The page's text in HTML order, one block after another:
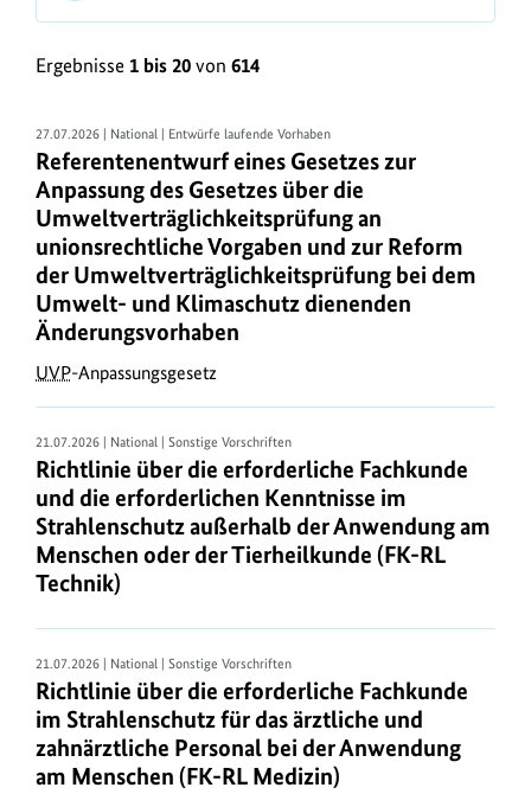
H
i
n
w
e
i
s
e
z
u
d
n
R
e
c
h
t
s
v
o
r
s
i
t
e
n
a
n
s
i
c
h
t
Ergebnisse 1 bis 20 von 614
27.07.2026 | National | Entwürfe laufende Vorhaben
Referentenentwurf eines Gesetzes zur
Anpassung des Gesetzes über die
Umweltverträglichkeitsprüfung an
unionsrechtliche Vorgaben und zur Reform
der Umweltverträglichkeitsprüfung bei dem
Umwelt- und Klimaschutz dienenden
Änderungsvorhaben
UVP-Anpassungsgesetz
21.07.2026 | National | Sonstige Vorschriften
Richtlinie über die erforderliche Fachkunde
und die erforderlichen Kenntnisse im
Strahlenschutz außerhalb der Anwendung am
Menschen oder der Tierheilkunde (FK-RL
Technik)
21.07.2026 | National | Sonstige Vorschriften
Richtlinie über die erforderliche Fachkunde
im Strahlenschutz für das ärztliche und
zahnärztliche Personal bei der Anwendung
am Menschen (FK-RL Medizin)